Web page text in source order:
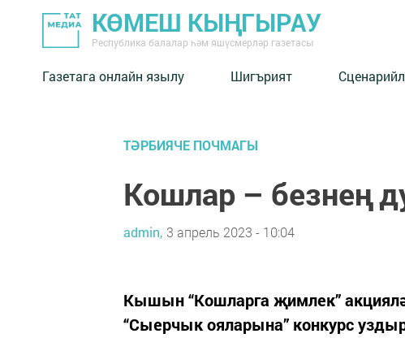
КӨМЕШ КЫҢГЫРАУ
Республика балалар һәм яшүсмерләр газетасы
Газетага онлайн язылу Шигърият
ТӘРБИЯЧЕ ПОЧМАГЫ
Кошлар – безнең
admin, 3 апрель 2023 - 10:04
Кышын “Кошларга җимлек”
“Сыерчык ояларына” конкурс